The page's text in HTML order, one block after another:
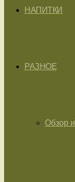
НАПИТКИ
РАЗНОЕ
Обзор